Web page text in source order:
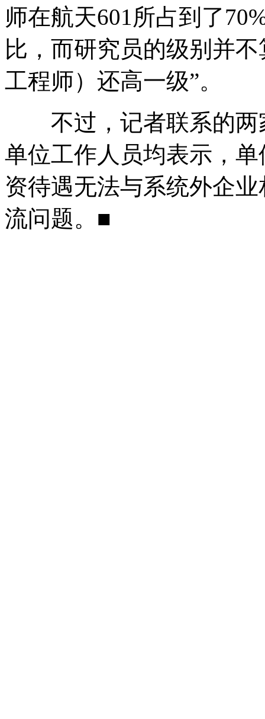
师在航天601所占到了
比，而研究员的级别并
工程师）还高一级”。
不过，记者联系的两
单位工作人员均表示，
资待遇无法与系统外企
流问题。■